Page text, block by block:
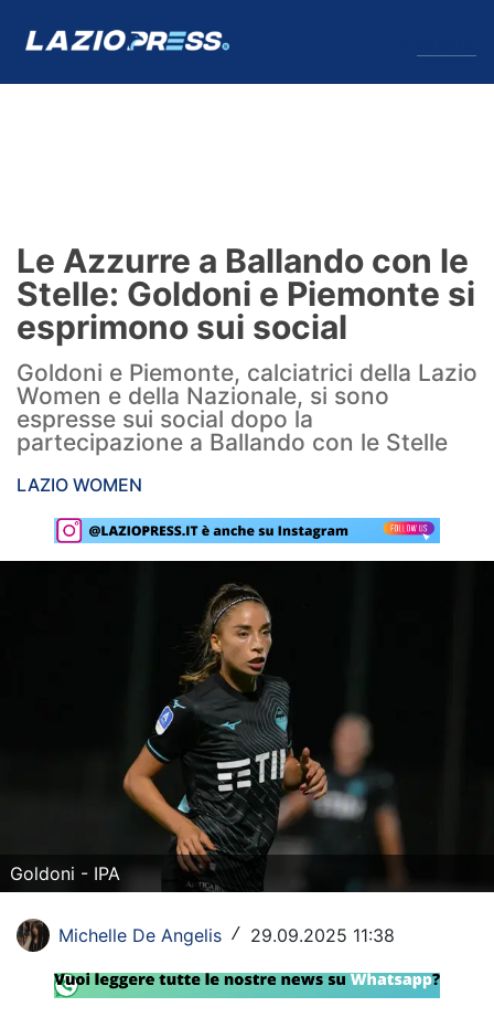
Formello
Infortuni
Primavera
Calciomercato
Lazio Women
Rassegna Lazio
Champions League
Europa League
Formula 1
Tennis
Le Azzurre a Ballando con le
Stelle: Goldoni e Piemonte si
esprimono sui social
Goldoni e Piemonte, calciatrici della Lazio
Women e della Nazionale, si sono
espresse sui social dopo la
partecipazione a Ballando con le Stelle
LAZIO WOMEN
Goldoni - IPA
Michelle De Angelis / 29.09.2025 11:38